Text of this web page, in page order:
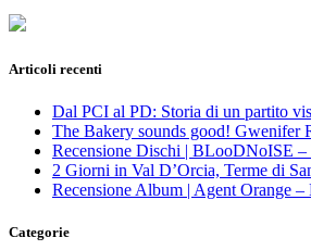
Articoli recenti
Dal PCI al PD: Storia di un partito
The Bakery sounds good! Gwenifer
Recensione Dischi | BLooDNoISE –
2 Giorni in Val D’Orcia, Terme di
Recensione Album | Agent Orange
Categorie